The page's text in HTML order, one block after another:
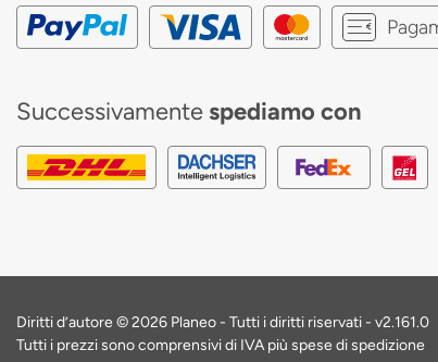
Successivamente spediamo con
Diritti d’autore © 2026 Planeo - Tutti i diritti riservati - v2.161.0
Tutti i prezzi sono comprensivi di IVA più spese di spedizione